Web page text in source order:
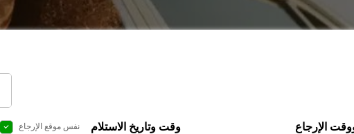
نفس موقع الإرجاع وقت وتاريخ الاستلام الإرجاع